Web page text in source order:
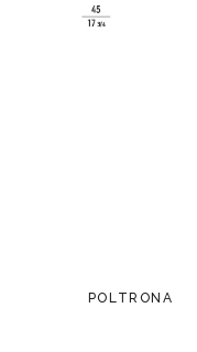
POLTRONA